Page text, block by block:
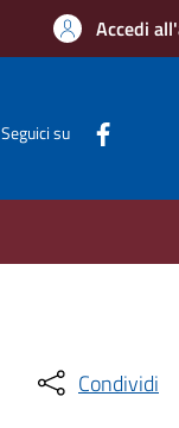
Accedi
Seguici su
Condividi